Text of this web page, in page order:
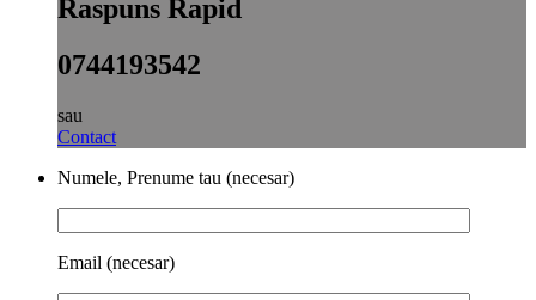
Raspuns Rapid
0744193542
sau
Contact
Numele, Prenume tau (necesar)
Email (necesar)